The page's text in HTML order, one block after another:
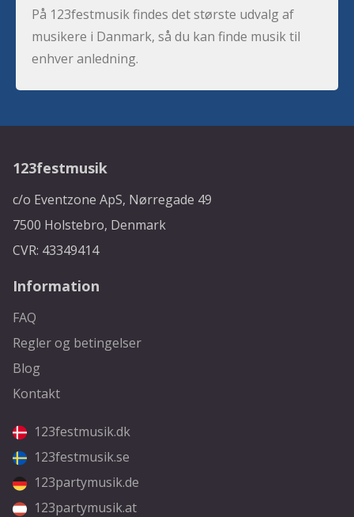
På 123festmusik findes det største udvalg af
musikere i Danmark, så du kan finde musik til
enhver anledning.
123festmusik
c/o Eventzone ApS, Nørregade 49
7500 Holstebro, Denmark
CVR: 43349414
Information
FAQ
Regler og betingelser
Blog
Kontakt
123festmusik.dk
123festmusik.se
123partymusik.de
123partymusik.at